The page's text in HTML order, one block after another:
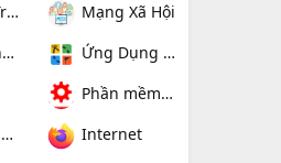
Mạng Xã Hội
Ứng Dụng Giải Trí
Phần mềm hệ thống
Internet